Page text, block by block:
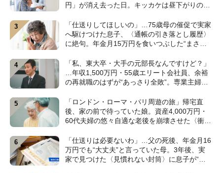
円」が消え去った日。キッカケは昼下がりの
「仕送りしてほしいの」…75歳母の催促で実家
へ駆けつけた息子、〈通帳の引き落とし履歴〉
に絶句。年金月15万円を食いつぶした“まさか
「私、東大卒・大手の元部長なんですけど？」
…年収1,500万円・55歳エリート会社員、余裕
の再就職のはずが“あっさり全敗”。専業主婦の
【CFPの助言】
「ロンドン・ローマ・パリ周遊の旅」帰宅直
後、家の前で待っていた娘。資産4,000万円・
60代夫婦の悠々自適な老後を崩壊させた〈衝撃
「仕送りは必要ないわ」…父の死後、年金月16
万円でも“大丈夫”と言っていた母。3年後、実
家で見つけた〈見慣れない封筒〉に息子が“思